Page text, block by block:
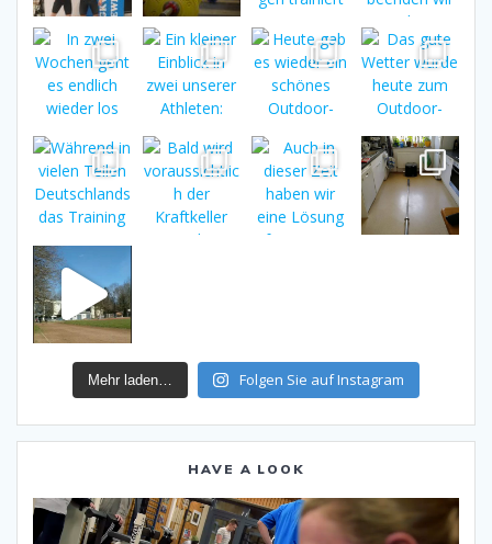
Mehr laden… Folgen Sie auf Instagram
HAVE A LOOK
Video-
Player